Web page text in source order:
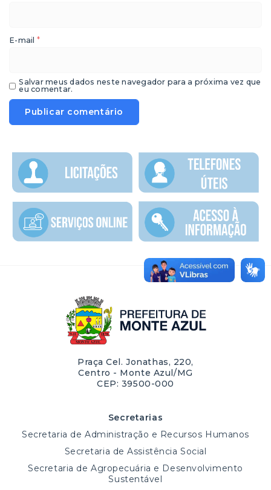
E-mail *
Salvar meus dados neste navegador para a próxima vez que
eu comentar.
Praça Cel. Jonathas, 220,
Centro - Monte Azul/MG
CEP: 39500-000
Secretarias
Secretaria de Administração e Recursos Humanos
Secretaria de Assistência Social
Secretaria de Agropecuária e Desenvolvimento
Sustentável